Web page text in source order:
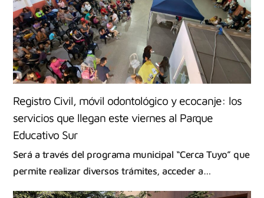
Registro Civil, móvil odontológico y ecocanje: los
servicios que llegan este viernes al Parque
Educativo Sur
Será a través del programa municipal “Cerca Tuyo” que
permite realizar diversos trámites, acceder a…